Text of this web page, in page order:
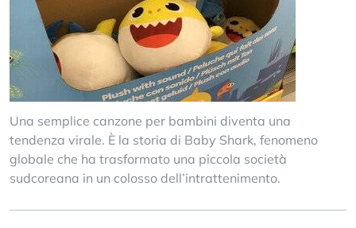
Una semplice canzone per bambini diventa una
tendenza virale. È la storia di Baby Shark, fenomeno
globale che ha trasformato una piccola società
sudcoreana in un colosso dell’intrattenimento.